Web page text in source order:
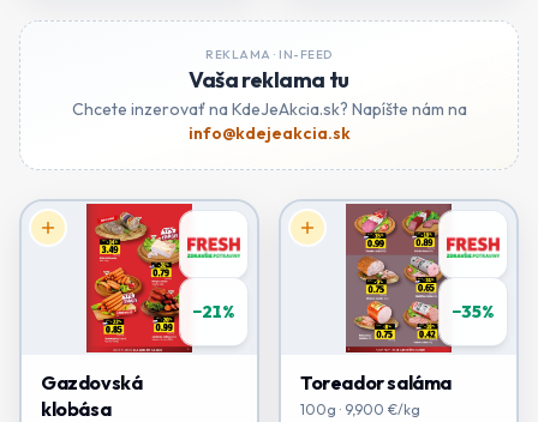
REKLAMA · IN-FEED
Vaša reklama tu
Chcete inzerovať na KdeJeAkcia.sk? Napíšte nám na
info@kdejeakcia.sk
−21%
Gazdovská
klobása
−35%
Toreador saláma
100g · 9,900 €/kg